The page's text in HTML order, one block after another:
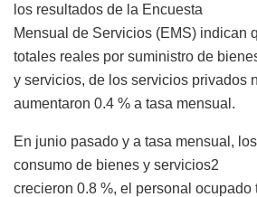
los resultados de la Encuesta
Mensual de Servicios (EMS) indican
totales reales por suministro de
y servicios, de los servicios privados
aumentaron 0.4 % a tasa mensual.
En junio pasado y a tasa mensual,
consumo de bienes y servicios2
crecieron 0.8 %, el personal ocupado